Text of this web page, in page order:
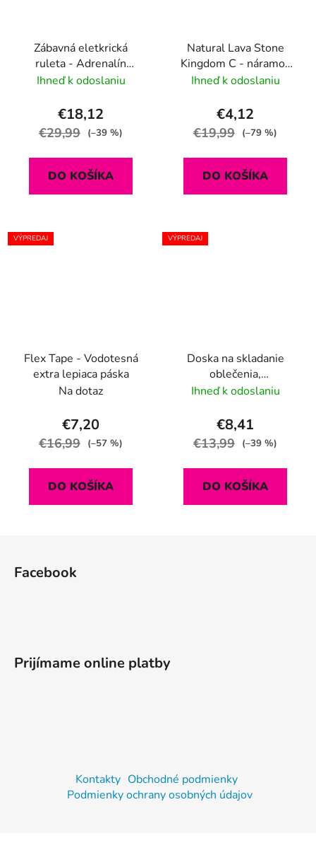
Zábavná eletkrická
ruleta - Adrenalín
zaručený ! (14+)
Ihneď k odoslaniu
€18,12
€29,99 (–39 %)
DO KOŠÍKA
Natural Lava Stone
Kingdom C - náramok
na ruku, set 2ks
Ihneď k odoslaniu
€4,12
€19,99 (–79 %)
DO KOŠÍKA
VÝPREDAJ
Flex Tape - Vodotesná
extra lepiaca páska
Na dotaz
€7,20
€16,99 (–57 %)
DO KOŠÍKA
VÝPREDAJ
Doska na skladanie
oblečenia,
rýchloskladanie
Ihneď k odoslaniu
€8,41
€13,99 (–39 %)
DO KOŠÍKA
Facebook
Prijímame online platby
Kontakty Obchodné podmienky
Podmienky ochrany osobných údajov